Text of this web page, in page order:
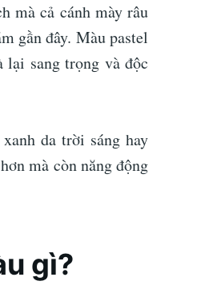
mà cả cánh mày râu
gần đây. Màu pastel
lại sang trọng và độc
da trời sáng hay
mà còn năng động
gì?